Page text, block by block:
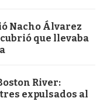
Nacho Álvarez
que llevaba
River:
expulsados al